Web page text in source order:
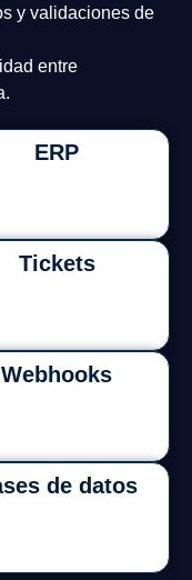
y validaciones de
entre
ERP
Tickets
Webhooks
de datos